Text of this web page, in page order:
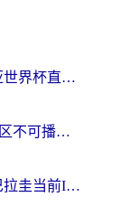
在国外怎么看美国 vs 澳大利亚世界杯直播？海外党必藏的中文解说观赛指南
在加拿大看抖音世界杯当前地区不可播放？海外党体育观赛终极指南
在海外看世界杯直播德国 vs 巴拉圭当前IP受限制？这篇指南帮你轻松解决地区限制